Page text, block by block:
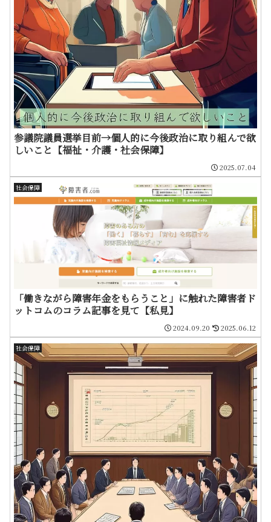
参議院議員選挙目前→個人的に今後政治に取り組んで欲
しいこと【福祉・介護・社会保障】
2025.07.04
社会保障
「働きながら障害年金をもらうこと」に触れた障害者ド
ットコムのコラム記事を見て【私見】
2024.09.20 2025.06.12
社会保障